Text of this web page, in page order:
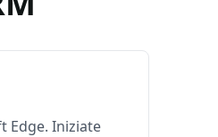
Edge. Iniziate